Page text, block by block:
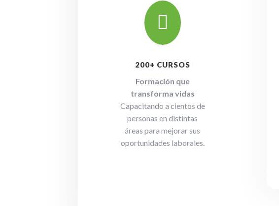

200+ CURSOS
Formación que
transforma vidas
Capacitando a cientos de
personas en distintas
áreas para mejorar sus
oportunidades laborales.